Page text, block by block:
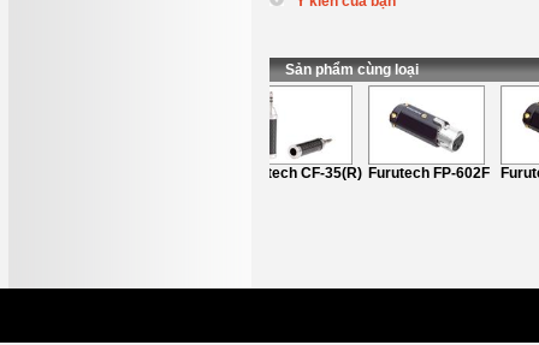
* Nội dung:
Sản phẩm cùng loại
Furutech CF-35(R) Furutech FP-602F